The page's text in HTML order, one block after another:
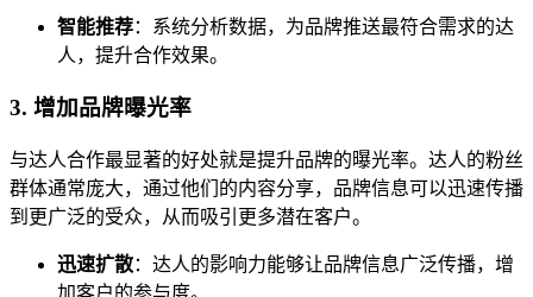
智能推荐：系统分析数据，为品牌推送最符合需求的达
人，提升合作效果。
3. 增加品牌曝光率
与达人合作最显著的好处就是提升品牌的曝光率。达人的粉丝
群体通常庞大，通过他们的内容分享，品牌信息可以迅速传播
到更广泛的受众，从而吸引更多潜在客户。
迅速扩散：达人的影响力能够让品牌信息广泛传播，增
加客户的参与度。